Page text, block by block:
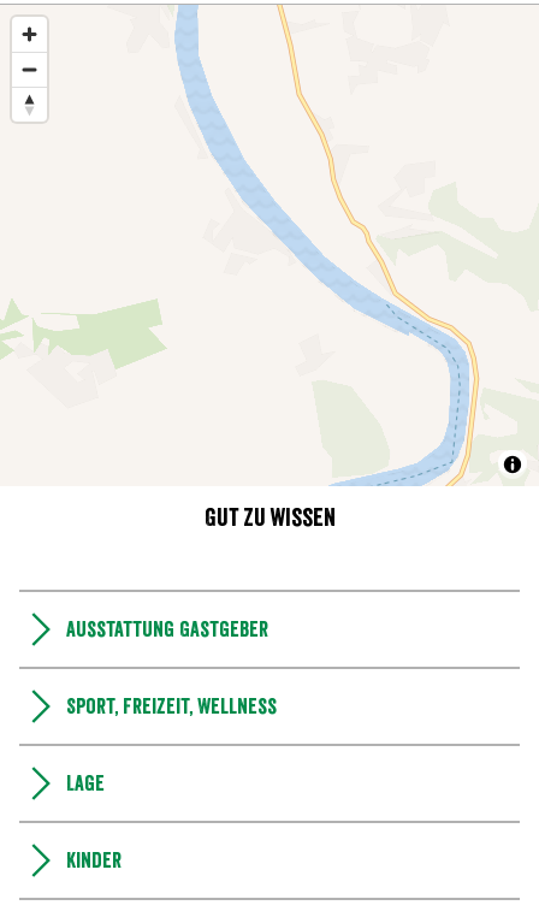
Gut zu wissen
Ausstattung Gastgeber
Sport, Freizeit, Wellness
Lage
Kinder